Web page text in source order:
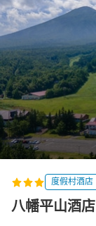
度假村酒店
八幡平山酒店